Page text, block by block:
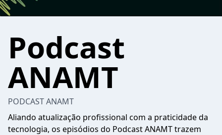
Podcast
ANAMT
PODCAST ANAMT
Aliando atualização profissional com a praticidade da
tecnologia, os episódios do Podcast ANAMT trazem